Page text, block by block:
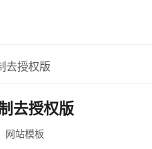
去授权版
去授权版
网站模板